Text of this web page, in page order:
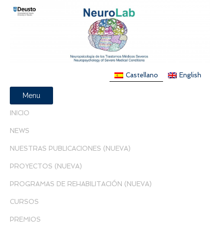
Castellano English
Menu
INICIO
NEWS
NUESTRAS PUBLICACIONES (NUEVA)
PROYECTOS (NUEVA)
PROGRAMAS DE REHABILITACIÓN (NUEVA)
CURSOS
PREMIOS